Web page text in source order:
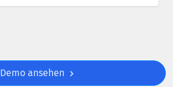
Demo ansehen